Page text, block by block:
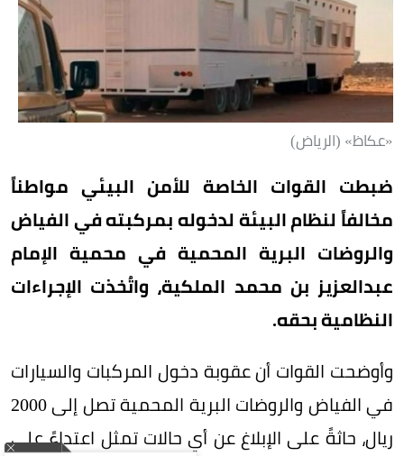
«عكاظ» (الرياض)
ضبطت القوات الخاصة للأمن البيئي مواطناً
مخالفاً لنظام البيئة لدخوله بمركبته في الفياض
والروضات البرية المحمية في محمية الإمام
عبدالعزيز بن محمد الملكية، واتُخذت الإجراءات
النظامية بحقه.
وأوضحت القوات أن عقوبة دخول المركبات والسيارات
في الفياض والروضات البرية المحمية تصل إلى 2000
ريال، حاثةً على الإبلاغ عن أي حالات تمثل اعتداءً على